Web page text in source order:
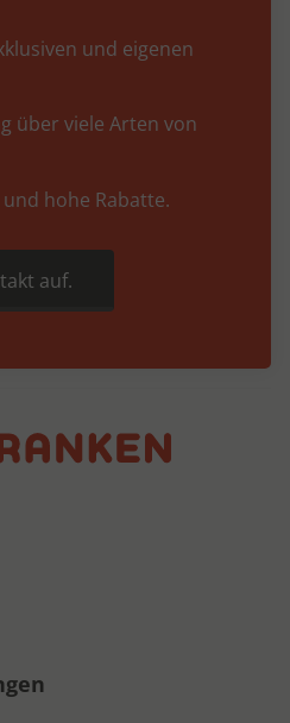
und eigenen
über viele Arten von
hohe Rabatte.
auf.